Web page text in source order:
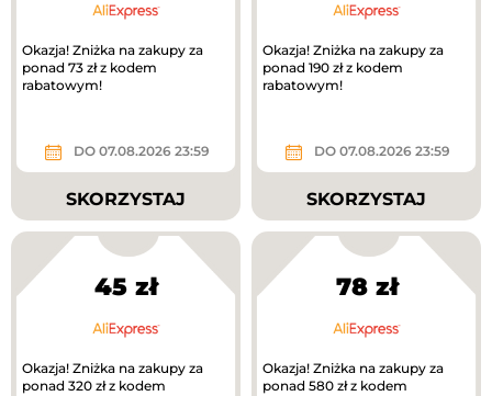
Okazja! Zniżka na zakupy za
ponad 73 zł z kodem
rabatowym!
DO 07.08.2026 23:59
SKORZYSTAJ
Okazja! Zniżka na zakupy za
ponad 190 zł z kodem
rabatowym!
DO 07.08.2026 23:59
SKORZYSTAJ
45 zł
Okazja! Zniżka na zakupy za
ponad 320 zł z kodem
78 zł
Okazja! Zniżka na zakupy za
ponad 580 zł z kodem